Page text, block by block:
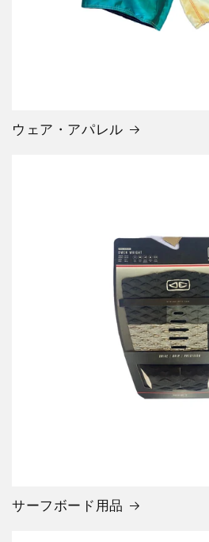
ウェア・アパレル
サーフボード用品